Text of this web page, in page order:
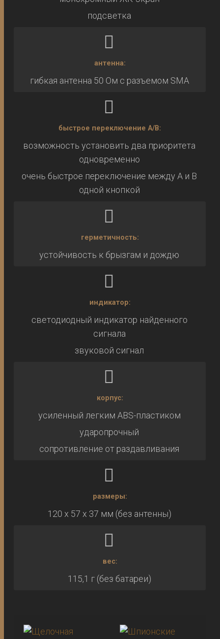
подсветка
антенна:
гибкая антенна 50 Ом с разъемом SMA
быстрое переключение A/B:
возможность установить два приоритета
одновременно
очень быстрое переключение между A и B
одной кнопкой
герметичность:
устойчивость к брызгам и дождю
индикатор:
светодиодный индикатор найденного
сигнала
звуковой сигнал
корпус:
усиленный легким ABS-пластиком
ударопрочный
сопротивление от раздавливания
размеры:
120 x 57 x 37 мм (без антенны)
вес:
115,1 г (без батареи)